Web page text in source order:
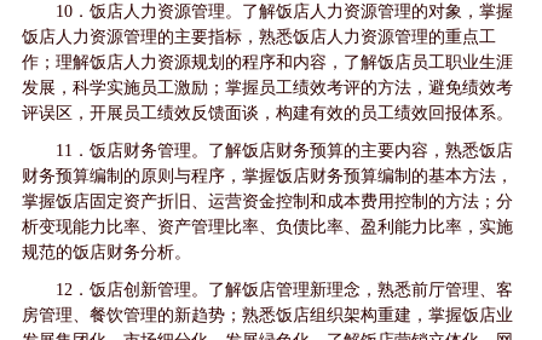
10．饭店人力资源管理。了解饭店人力资源管理的对象，掌握
饭店人力资源管理的主要指标，熟悉饭店人力资源管理的重点工
作；理解饭店人力资源规划的程序和内容，了解饭店员工职业生涯
发展，科学实施员工激励；掌握员工绩效考评的方法，避免绩效考
评误区，开展员工绩效反馈面谈，构建有效的员工绩效回报体系。
11．饭店财务管理。了解饭店财务预算的主要内容，熟悉饭店
财务预算编制的原则与程序，掌握饭店财务预算编制的基本方法，
掌握饭店固定资产折旧、运营资金控制和成本费用控制的方法；分
析变现能力比率、资产管理比率、负债比率、盈利能力比率，实施
规范的饭店财务分析。
12．饭店创新管理。了解饭店管理新理念，熟悉前厅管理、客
房管理、餐饮管理的新趋势；熟悉饭店组织架构重建，掌握饭店业